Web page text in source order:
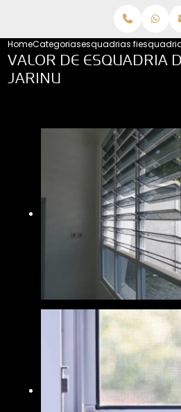
HomeCategoriasesquadrias fixas
VALOR DE ESQUADRIA
JARINU